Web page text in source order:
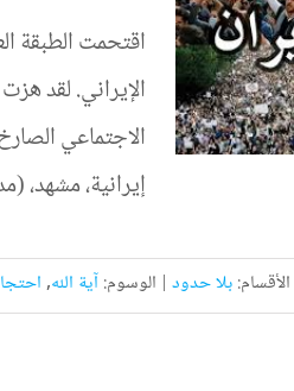
اقتحمت الطبقة
الإيراني. لقد
إيرانية،
الأقسام:بلا حدود | الوسوم:آية الله,